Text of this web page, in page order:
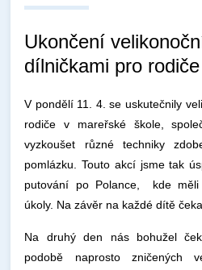
Ukončení
dílničkami pro
V pondělí 11. 4. se uskutečnily
rodiče v mareřské škole,
vyzkoušet různé techniky
pomlázku. Touto akcí jsme tak
putování po Polance, kde
úkoly. Na závěr na každé dítě
Na druhý den nás bohužel
podobě naprosto zničených